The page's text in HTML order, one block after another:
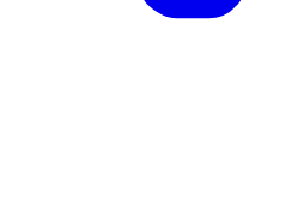
eventueel hoger beroep.